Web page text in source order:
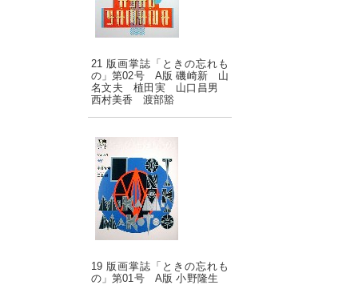
21 版画掌誌「ときの忘れも
の」第02号 A版 磯崎新 山
名文夫 植田実 山口昌男
西村美香 渡部豁
19 版画掌誌「ときの忘れも
の」第01号 A版 小野隆生